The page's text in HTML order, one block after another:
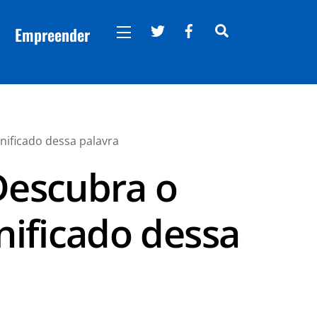
Twitter Facebook
Empreender Widgets
dessa palavra
o
dessa